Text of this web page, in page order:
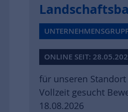
ONLINE SEIT:
für unseren
Vollzeit gesucht
18.08.2026